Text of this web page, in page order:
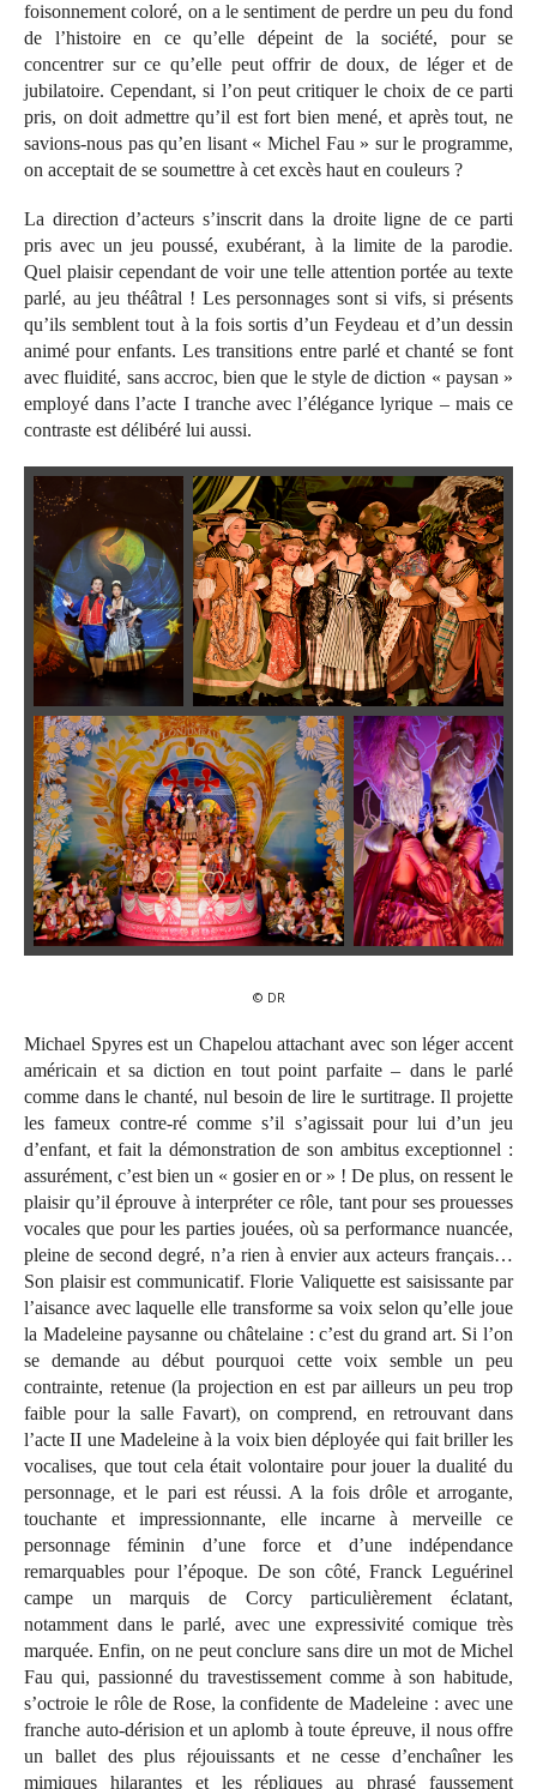
foisonnement coloré, on a le sentiment de perdre un peu du fond
de l’histoire en ce qu’elle dépeint de la société, pour se
concentrer sur ce qu’elle peut offrir de doux, de léger et de
jubilatoire. Cependant, si l’on peut critiquer le choix de ce parti
pris, on doit admettre qu’il est fort bien mené, et après tout, ne
savions-nous pas qu’en lisant « Michel Fau » sur le programme,
on acceptait de se soumettre à cet excès haut en couleurs ?
La direction d’acteurs s’inscrit dans la droite ligne de ce parti
pris avec un jeu poussé, exubérant, à la limite de la parodie.
Quel plaisir cependant de voir une telle attention portée au texte
parlé, au jeu théâtral ! Les personnages sont si vifs, si présents
qu’ils semblent tout à la fois sortis d’un Feydeau et d’un dessin
animé pour enfants. Les transitions entre parlé et chanté se font
avec fluidité, sans accroc, bien que le style de diction « paysan »
employé dans l’acte I tranche avec l’élégance lyrique – mais ce
contraste est délibéré lui aussi.
© DR
Michael Spyres est un Chapelou attachant avec son léger accent
américain et sa diction en tout point parfaite – dans le parlé
comme dans le chanté, nul besoin de lire le surtitrage. Il projette
les fameux contre-ré comme s’il s’agissait pour lui d’un jeu
d’enfant, et fait la démonstration de son ambitus exceptionnel :
assurément, c’est bien un « gosier en or » ! De plus, on ressent le
plaisir qu’il éprouve à interpréter ce rôle, tant pour ses prouesses
vocales que pour les parties jouées, où sa performance nuancée,
pleine de second degré, n’a rien à envier aux acteurs français…
Son plaisir est communicatif. Florie Valiquette est saisissante par
l’aisance avec laquelle elle transforme sa voix selon qu’elle joue
la Madeleine paysanne ou châtelaine : c’est du grand art. Si l’on
se demande au début pourquoi cette voix semble un peu
contrainte, retenue (la projection en est par ailleurs un peu trop
faible pour la salle Favart), on comprend, en retrouvant dans
l’acte II une Madeleine à la voix bien déployée qui fait briller les
vocalises, que tout cela était volontaire pour jouer la dualité du
personnage, et le pari est réussi. A la fois drôle et arrogante,
touchante et impressionnante, elle incarne à merveille ce
personnage féminin d’une force et d’une indépendance
remarquables pour l’époque. De son côté, Franck Leguérinel
campe un marquis de Corcy particulièrement éclatant,
notamment dans le parlé, avec une expressivité comique très
marquée. Enfin, on ne peut conclure sans dire un mot de Michel
Fau qui, passionné du travestissement comme à son habitude,
s’octroie le rôle de Rose, la confidente de Madeleine : avec une
franche auto-dérision et un aplomb à toute épreuve, il nous offre
un ballet des plus réjouissants et ne cesse d’enchaîner les
mimiques hilarantes et les répliques au phrasé faussement